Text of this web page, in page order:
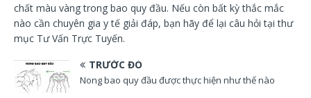
chất màu vàng trong bao quy đầu. Nếu còn bất kỳ thắc mắc
nào cần chuyên gia y tế giải đáp, bạn hãy để lại câu hỏi tại thư
mục Tư Vấn Trực Tuyến.
TRƯỚC ĐÓ
Nong bao quy đầu được thực hiện như thế nào